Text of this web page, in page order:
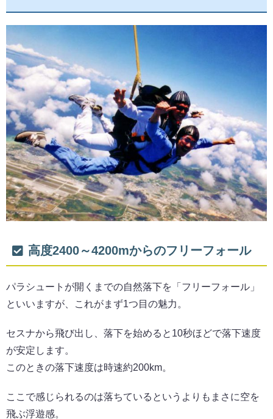
高度2400～4200mからのフリーフォール
パラシュートが開くまでの自然落下を「フリーフォール」
といいますが、これがまず1つ目の魅力。
セスナから飛び出し、落下を始めると10秒ほどで落下速度
が安定します。
このときの落下速度は時速約200km。
ここで感じられるのは落ちているというよりもまさに空を
飛ぶ浮遊感。